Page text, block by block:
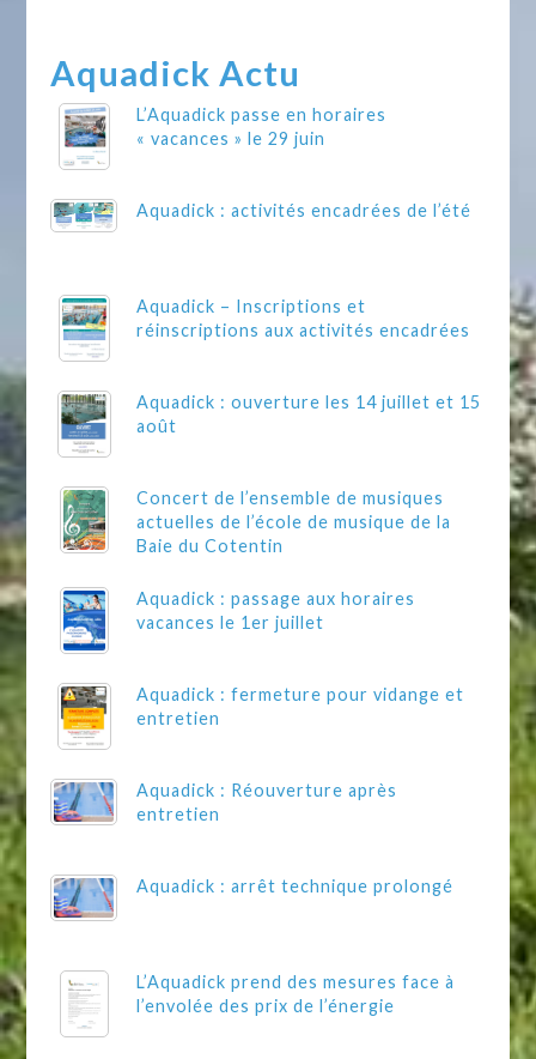
Aquadick Actu
L’Aquadick passe en horaires
« vacances » le 29 juin
Aquadick : activités encadrées de l’été
Aquadick – Inscriptions et
réinscriptions aux activités encadrées
Aquadick : ouverture les 14 juillet et 15
août
Concert de l’ensemble de musiques
actuelles de l’école de musique de la
Baie du Cotentin
Aquadick : passage aux horaires
vacances le 1er juillet
Aquadick : fermeture pour vidange et
entretien
Aquadick : Réouverture après
entretien
Aquadick : arrêt technique prolongé
L’Aquadick prend des mesures face à
l’envolée des prix de l’énergie